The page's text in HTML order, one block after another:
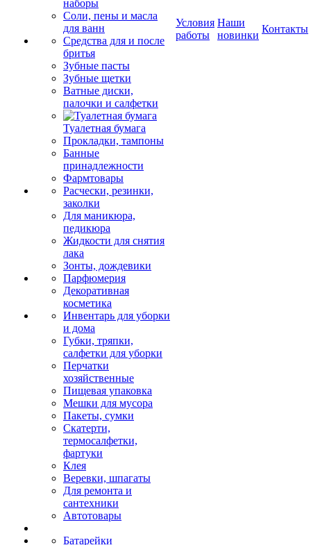
наборы
Соли, пены и масла
для ванн
Средства для и после
бритья
Зубные пасты
Зубные щетки
Ватные диски,
палочки и салфетки
Туалетная бумага
Прокладки, тампоны
Банные
принадлежности
Фармтовары
Расчески, резинки,
заколки
Для маникюра,
педикюра
Жидкости для снятия
лака
Зонты, дождевики
Парфюмерия
Декоративная
косметика
Инвентарь для уборки
и дома
Губки, тряпки,
салфетки для уборки
Перчатки
хозяйственные
Пищевая упаковка
Мешки для мусора
Пакеты, сумки
Скатерти,
термосалфетки,
фартуки
Клея
Веревки, шпагаты
Для ремонта и
сантехники
Автотовары
Батарейки
Условия
работы
Наши
новинки
Контакты